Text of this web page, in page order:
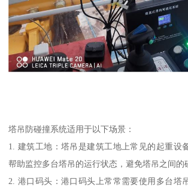
塔吊防碰撞系统适用于以下场景：
1. 建筑工地：塔吊是建筑工地上常见的起重设
帮助监控多台塔吊的运行状态，避免塔吊之间的
2. 港口码头：港口码头上常常需要使用多台塔